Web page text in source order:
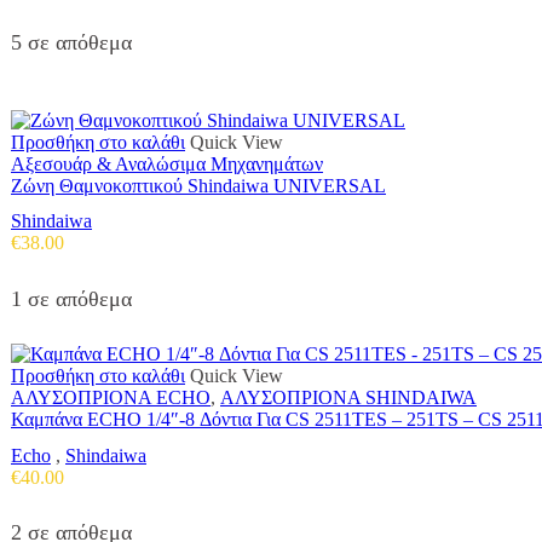
5 σε απόθεμα
Προσθήκη στο καλάθι Quick View
Αξεσουάρ & Αναλώσιμα Μηχανημάτων
Ζώνη Θαμνοκοπτικού Shindaiwa UNIVERSAL
Shindaiwa
€38.00
1 σε απόθεμα
Προσθήκη στο καλάθι Quick View
ΑΛΥΣΟΠΡΙΟΝΑ ECHO, ΑΛΥΣΟΠΡΙΟΝΑ SHINDAIWA
Καμπάνα ECHO 1/4″-8 Δόντια Για CS 2511TES – 251TS – CS
Echo , Shindaiwa
€40.00
2 σε απόθεμα